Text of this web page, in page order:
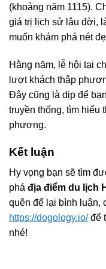
(khoảng năm 1115).
giá trị lịch sử lâu đời,
muốn khám phá nét
Hằng năm, lễ hội tại
lượt khách thập
Đây cũng là dịp để
truyền thống, tìm hiểu
phương.
Kết luận
Hy vọng bạn sẽ tìm
phá địa điểm du lịch
quên để lại bình luận,
https://dogology.io/để
nhé!